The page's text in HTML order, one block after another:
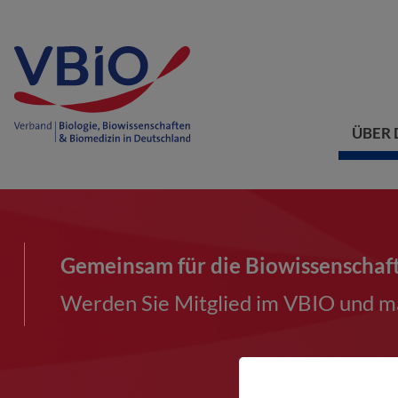
ÜBER
Gemeinsam für die
Werden Sie Mitglied im VBIO und